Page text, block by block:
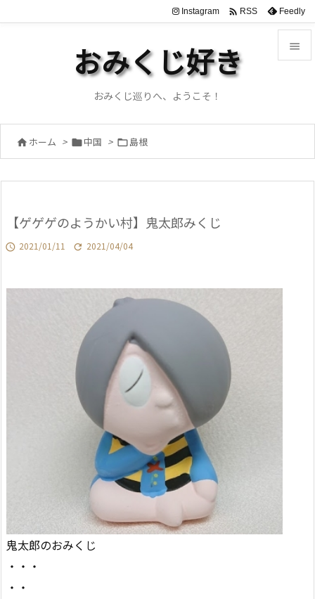

サイド
Instagram  RSS Feedly
おみくじ好き
おみくじ巡りへ、ようこそ！
 ホーム > 中国 > 島根
【ゲゲゲのようかい村】鬼太郎みくじ
 2021/01/11  2021/04/04
鬼太郎のおみくじ
・・・
・・